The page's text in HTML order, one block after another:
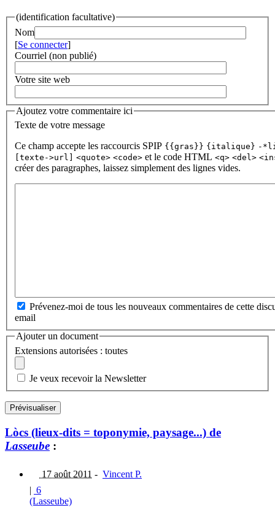
(identification facultative)
Nom
[Se connecter]
Courriel (non publié)
Votre site web
Ajoutez votre commentaire ici
Texte de votre message
Ce champ accepte les raccourcis SPIP {{gras}} {italique} -
[texte->url]
<quote> <code> et le code HTML <q> <del>
créer des paragraphes, laissez simplement des lignes vides.
Prévenez-moi de tous les nouveaux commentaires de cette
email
Ajouter un document
Extensions autorisées : toutes
Je veux recevoir la Newsletter
Lòcs (lieux-dits = toponymie, paysage...) de
Lasseube :
17 août 2011 - Vincent P.
| 6
(Lasseube)